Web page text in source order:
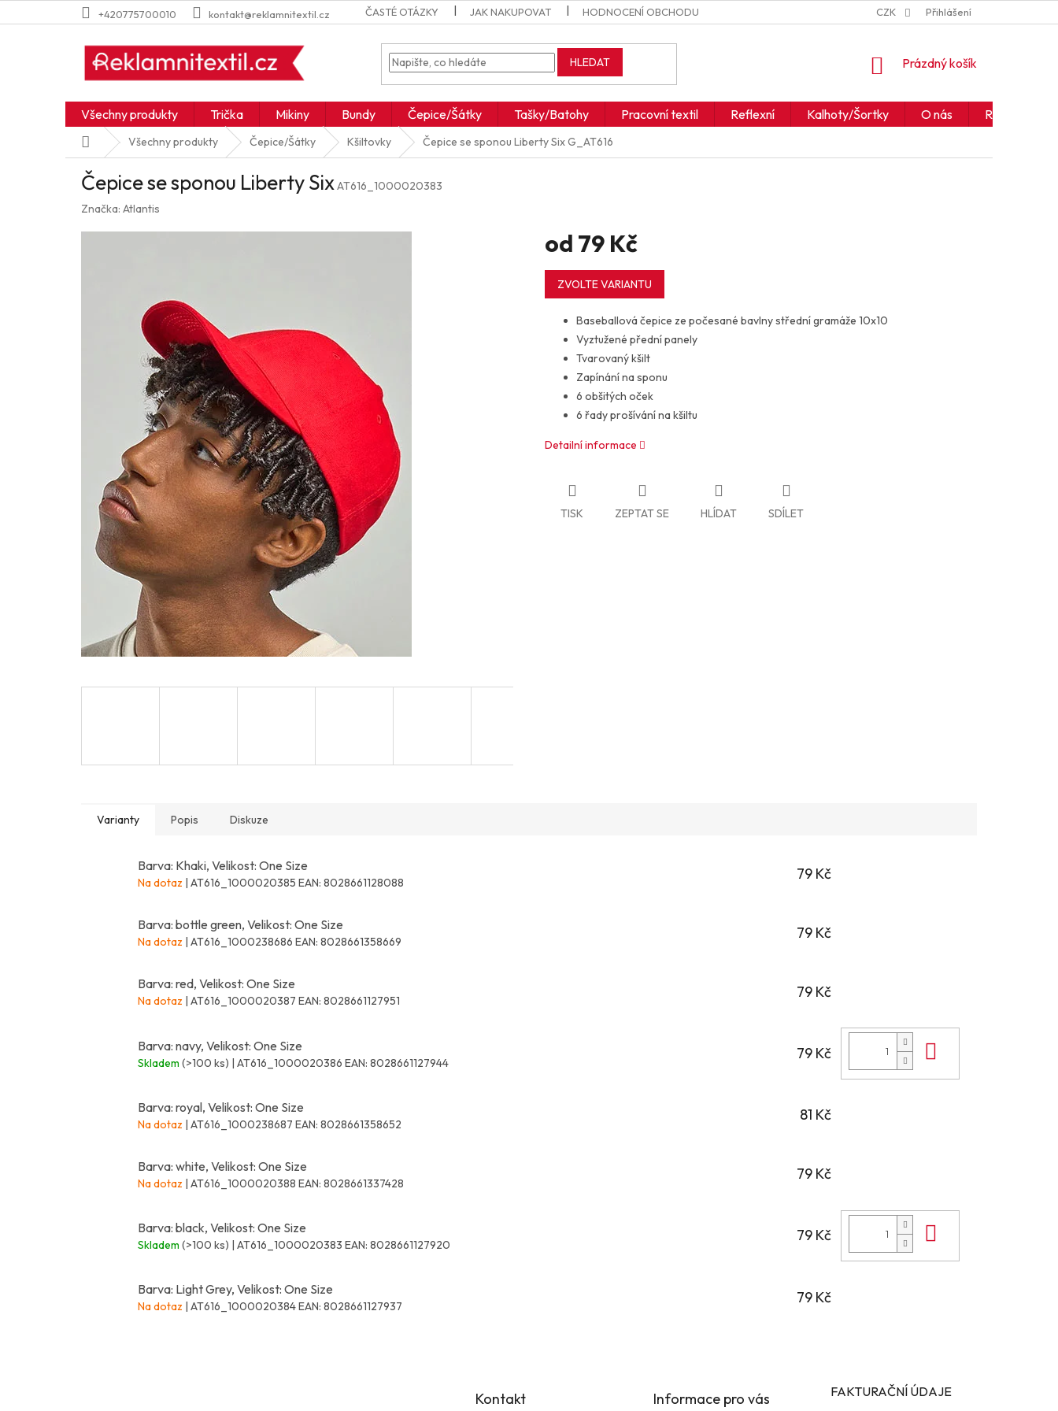
na
+420775700010 kontakt@reklamnitextil.cz ČASTÉ OTÁZKY JAK NAKUPOVAT HODNOCENÍ OBCHODU JAK ČÍST IKONY A SYMBOLY OBCHODNÍ
CZK Přihlášení
HLEDAT
NÁKUPNÍ
Prázdný košík
Všechny produkty Trička Mikiny Bundy Čepice/Šátky Tašky/Batohy Pracovní textil Reflexní Kalhoty/Šortky O nás Realizace
Domů Všechny produkty Čepice/Šátky Kšiltovky Čepice se sponou Liberty SixG_AT616
Čepice se sponou Liberty SixAT616_1000020383
Značka: Atlantis
od 79 Kč
Měrná
cena:
ZVOLTE VARIANTU
Baseballová čepice ze počesané bavlny střední gramáže 10x10
Vyztužené přední panely
Tvarovaný kšilt
Zapínání na sponu
6 obšitých oček
6 řady prošívání na kšiltu
Detailní informace
TISK ZEPTAT SE HLÍDAT SDÍLET
Varianty Popis Diskuze
Barva: Khaki, Velikost: One Size
Na dotaz | AT616_1000020385 EAN: 8028661128088
79 Kč
Barva: bottle green, Velikost: One Size
Na dotaz | AT616_1000238686 EAN: 8028661358669
79 Kč
Barva: red, Velikost: One Size
Na dotaz | AT616_1000020387 EAN: 8028661127951
79 Kč
Barva: navy, Velikost: One Size
Skladem (>100 ks) | AT616_1000020386 EAN: 8028661127944
79 Kč
Barva: royal, Velikost: One Size
Na dotaz | AT616_1000238687 EAN: 8028661358652
81 Kč
Barva: white, Velikost: One Size
Na dotaz | AT616_1000020388 EAN: 8028661337428
79 Kč
Barva: black, Velikost: One Size
Skladem (>100 ks) | AT616_1000020383 EAN: 8028661127920
79 Kč
Barva: Light Grey, Velikost: One Size
Na dotaz | AT616_1000020384EAN: 8028661127937
79 Kč
Kontakt Informace pro vás FAKTURAČNÍ ÚDAJE